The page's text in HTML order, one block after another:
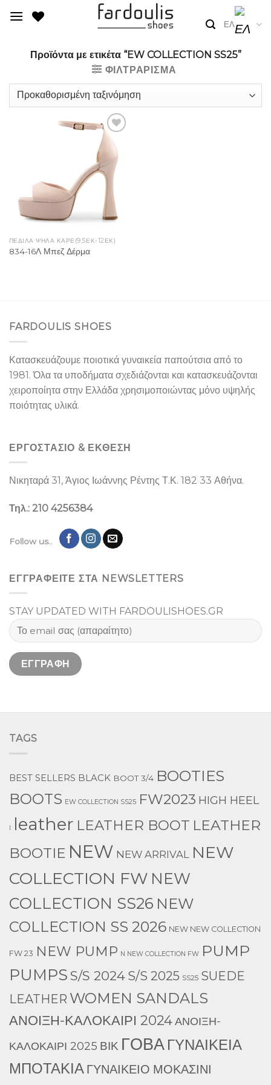
ΕΛ
Προϊόντα με ετικέτα “EW COLLECTION SS25”
ΦΙΛΤΡΆΡΙΣΜΑ
Add to
Wishlist
ΠΈΔΙΛΑ ΨΗΛΆ ΚΑΡΈ(9,5ΕΚ-12ΕΚ)
834-16Λ Μπεζ Δέρμα
FARDOULIS SHOES
Κατασκευάζουμε ποιοτικά γυναικεία παπούτσια από το
1981. Όλα τα υποδήματα σχεδιάζονται και κατασκευάζονται
χειροποίητα στην Ελλάδα χρησιμοποιώντας μόνο υψηλής
ποιότητας υλικά.
ΕΡΓΟΣΤΑΣΙΌ & ΕΚΘΕΣΉ
Νικηταρά 31, Άγιος Ιωάννης Ρέντης Τ.Κ. 182 33 Αθήνα.
Τηλ.: 210 4256384
Follow us..
ΕΓΓΡΑΦΕΙΤΕ ΣΤΑ NEWSLETTERS
STAY UPDATED WITH FARDOULISHOES.GR
TAGS
BEST SELLERS BLACK BOOT 3/4 BOOTIES
BOOTS EW COLLECTION SS25 FW2023 HIGH HEEL
l leather LEATHER BOOT LEATHER
BOOTIE NEW NEW ARRIVAL
NEW
COLLECTION FW NEW
COLLECTION SS26 NEW
COLLECTION SS 2026 NEW NEW COLLECTION
FW 23 NEW PUMP N NEW COLLECTION FW PUMP
PUMPS S/S 2024 S/S 2025 SS25 SUEDE
LEATHER WOMEN SANDALS
ΑΝΟΙΞΗ-ΚΑΛΟΚΑΙΡΙ 2024ΑΝΟΙΞΗ-
ΚΑΛΟΚΑΙΡΙ 2025 ΒΙΚ ΓΟΒΑ ΓΥΝΑΙΚΕΙΑ
ΜΠΟΤΑΚΙΑ ΓΥΝΑΙΚΕΙΟ ΜΟΚΑΣΙΝΙ